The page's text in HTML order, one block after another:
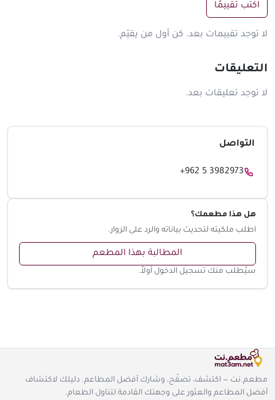
اكتب تقييمًا
لا توجد تقييمات بعد. كن أول من يقيّم.
التعليقات
لا توجد تعليقات بعد.
التواصل
+962 5 3982973
هل هذا مطعمك؟
اطلب ملكيته لتحديث بياناته والرد على الزوار.
المطالبة بهذا المطعم
سيُطلب منك تسجيل الدخول أولاً.
مطعم.نت — اكتشف، تصفّح، وشارك أفضل المطاعم. دليلك لاكتشاف
أفضل المطاعم والعثور على وجهتك القادمة لتناول الطعام.